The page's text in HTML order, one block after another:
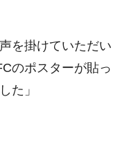
を掛けていただい
のポスターが貼っ
た」